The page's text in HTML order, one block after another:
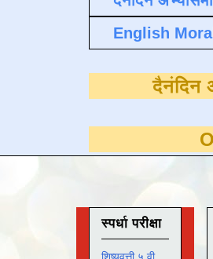
English
Online
स्पर्धा परीक्षा
शिष्यवृत्ती ५ वी